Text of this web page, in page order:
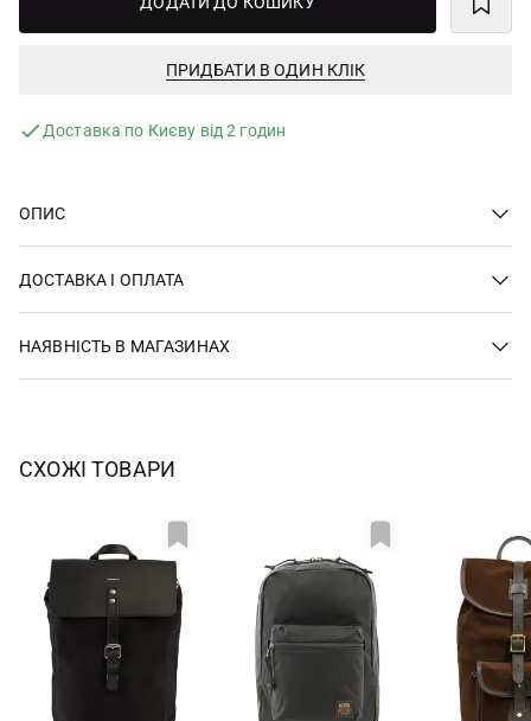
ПРИДБАТИ В ОДИН КЛІК
Доставка по Києву від 2 годин
ОПИС
ДОСТАВКА І ОПЛАТА
НАЯВНІСТЬ В МАГАЗИНАХ
СХОЖІ ТОВАРИ